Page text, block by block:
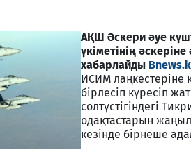
АҚШ Әскери әуе
үкіметінің
хабарлайды
ИСИМ лаңкестеріне
бірлесіп күресіп
солтүстігіндегі
одақтастарын
кезінде бірнеше